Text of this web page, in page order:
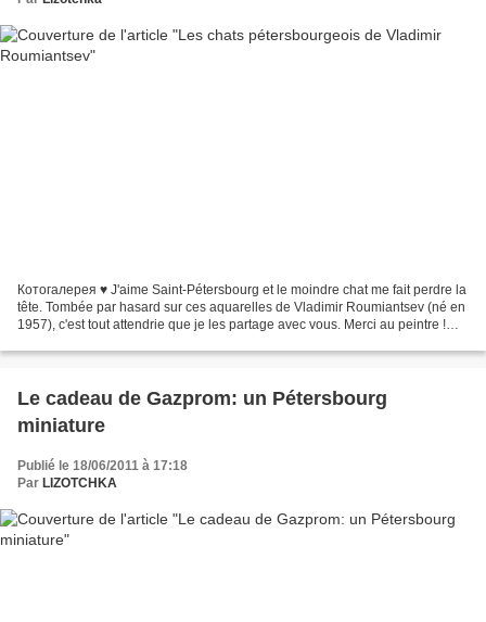
Котогалерея ♥ J'aime Saint-Pétersbourg et le moindre chat me fait perdre la
tête. Tombée par hasard sur ces aquarelles de Vladimir Roumiantsev (né en
1957), c'est tout attendrie que je les partage avec vous. Merci au peintre !
Le cadeau de Gazprom: un Pétersbourg
miniature
Publié le 18/06/2011 à 17:18
Par LIZOTCHKA